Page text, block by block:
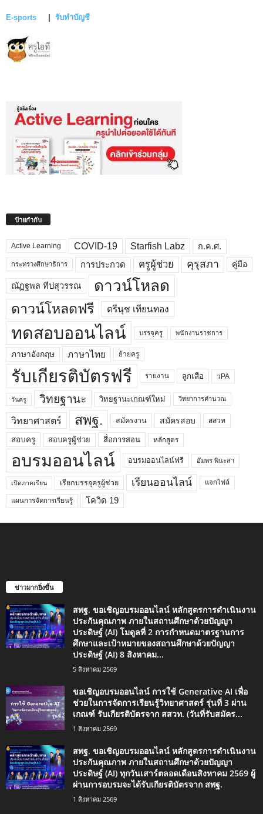
E-sports รับทำบัญชี
ป้ายกำกับ
Active Learning COVID-19 Starfish Labz ก.ค.ศ.
กระทรวงศึกษาธิการ การประกวด ครูผู้ช่วย คุรุสภา คู่มือ
ณัฏฐพล ทีปสุวรรณ ดาวน์โหลด
ดาวน์โหลดฟรี ตรีนุช เทียนทอง
ทดสอบออนไลน์ บรรจุครู พนักงานราชการ
ภาษาอังกฤษ ภาษาไทย ย้ายครู
รับเกียรติบัตรฟรี รายงาน ลูกเสือ วPA
วันครู วิทยฐานะ วิทยฐานะเกณฑ์ใหม่ วิทยาการคำนวณ
วิทยาศาสตร์ สพฐ. สมัครงาน สมัครสอบ สสวท
สอบครู สอบครูผู้ช่วย สื่อการสอน หลักสูตร
อบรมออนไลน์ อบรมออนไลน์ฟรี อัมพร พินะสา
เปิดภาคเรียน เรียกบรรจุครูผู้ช่วย เรียนออนไลน์ แจกไฟล์
แผนการจัดการเรียนรู้ โควิด 19
ข่าวมากยิ่งขึ้น
สพฐ. ขอเชิญอบรมออนไลน์ หลักสูตรการดำเนินงาน
ประกันคุณภาพ ภายในสถานศึกษาด้วยปัญญา
ประดิษฐ์ (AI) โมดูลที่ 2 การกำหนดมาตรฐานการ
ศึกษาและเป้าหมายของสถานศึกษาด้วยปัญญา
ประดิษฐ์ (AI) 8 สิงหาคม...
5 สิงหาคม 2569
ขอเชิญอบรมออนไลน์ การใช้ Generative AI เพื่อ
ช่วยในการจัดการเรียนรู้วิทยาศาสตร์ รุ่นที่ 3 ผ่าน
เกณฑ์ รับเกียรติบัตรจาก สสวท. (วันที่รับสมัคร...
1 สิงหาคม 2569
สพฐ. ขอเชิญอบรมออนไลน์ หลักสูตรการดำเนินงาน
ประกันคุณภาพ ภายในสถานศึกษาด้วยปัญญา
ประดิษฐ์ (AI) ทุกวันเสาร์ตลอดเดือนสิงหาคม 2569 ผู้
ผ่านการอบรมจะได้รับเกียรติบัตรจาก สพฐ.
1 สิงหาคม 2569